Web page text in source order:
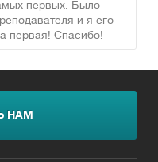
первых. Было
и я его
первая! Спасибо!
НАМ